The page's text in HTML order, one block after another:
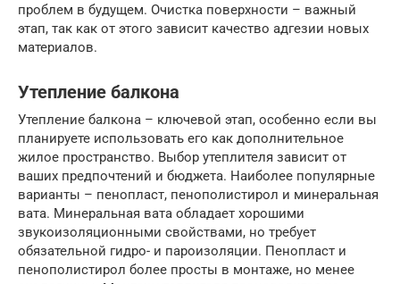
проблем в будущем. Очистка поверхности – важный
этап, так как от этого зависит качество адгезии новых
материалов.
Утепление балкона
Утепление балкона – ключевой этап, особенно если вы
планируете использовать его как дополнительное
жилое пространство. Выбор утеплителя зависит от
ваших предпочтений и бюджета. Наиболее популярные
варианты – пенопласт, пенополистирол и минеральная
вата. Минеральная вата обладает хорошими
звукоизоляционными свойствами, но требует
обязательной гидро- и пароизоляции. Пенопласт и
пенополистирол более просты в монтаже, но менее